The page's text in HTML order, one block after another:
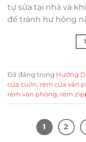
tự sửa tại nhà và
để tránh hư hỏng
Đã đăng trong Hướng
cửa cuốn, rèm cửa văn
rèm văn phòng, rèm
1 2